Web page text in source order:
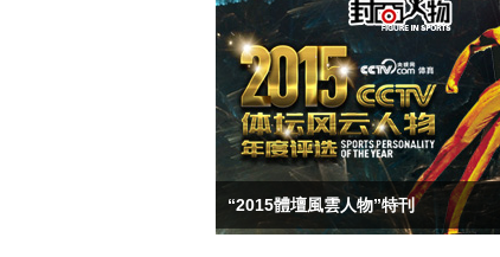
“2015體壇風雲人物”特刊